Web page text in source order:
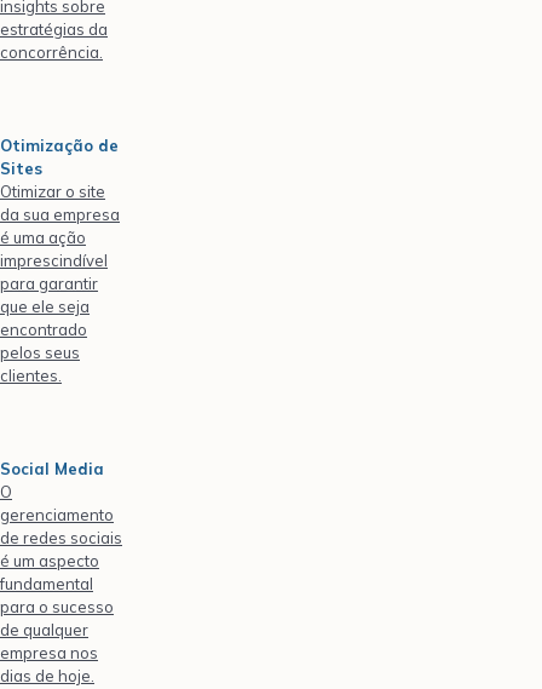
insights sobre
estratégias da
concorrência.
Otimização de
Sites
Otimizar o site
da sua empresa
é uma ação
imprescindível
para garantir
que ele seja
encontrado
pelos seus
clientes.
Social Media
O
gerenciamento
de redes sociais
é um aspecto
fundamental
para o sucesso
de qualquer
empresa nos
dias de hoje.